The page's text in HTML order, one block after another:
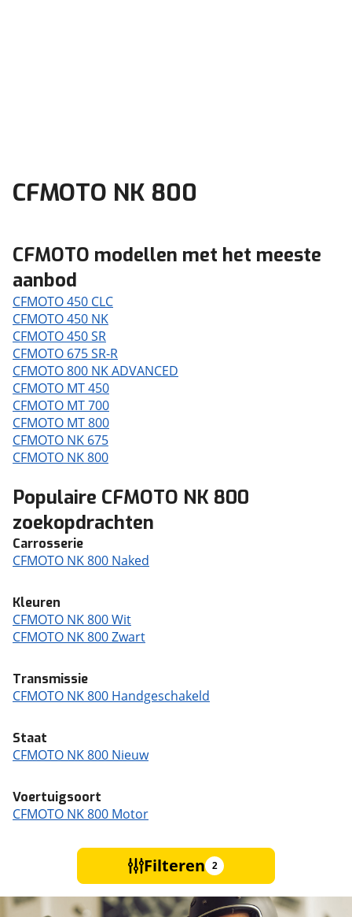
CFMOTO NK 800
CFMOTO modellen met het meeste
aanbod
CFMOTO 450 CLC
CFMOTO 450 NK
CFMOTO 450 SR
CFMOTO 675 SR-R
CFMOTO 800 NK ADVANCED
CFMOTO MT 450
CFMOTO MT 700
CFMOTO MT 800
CFMOTO NK 675
CFMOTO NK 800
Populaire CFMOTO NK 800
zoekopdrachten
Carrosserie
CFMOTO NK 800 Naked
Kleuren
CFMOTO NK 800 Wit
CFMOTO NK 800 Zwart
Transmissie
CFMOTO NK 800 Handgeschakeld
Staat
CFMOTO NK 800 Nieuw
Voertuigsoort
CFMOTO NK 800 Motor
Filteren 2